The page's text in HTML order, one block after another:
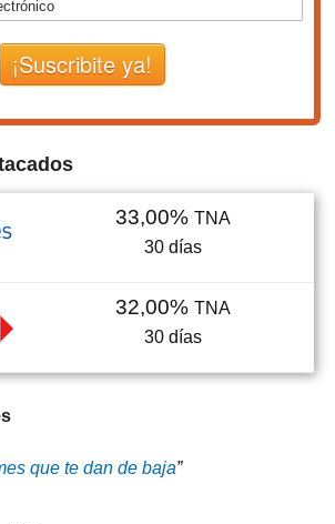
¡Suscribite ya!
33,00% TNA
30 días
32,00% TNA
30 días
que te dan de baja”